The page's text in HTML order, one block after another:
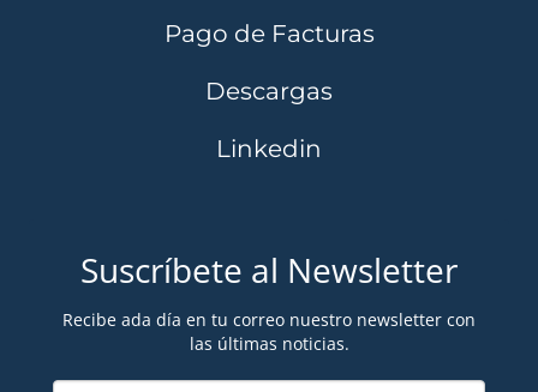
Pago de Facturas
Descargas
Linkedin
Suscríbete al Newsletter
Recibe ada día en tu correo nuestro newsletter con
las últimas noticias.